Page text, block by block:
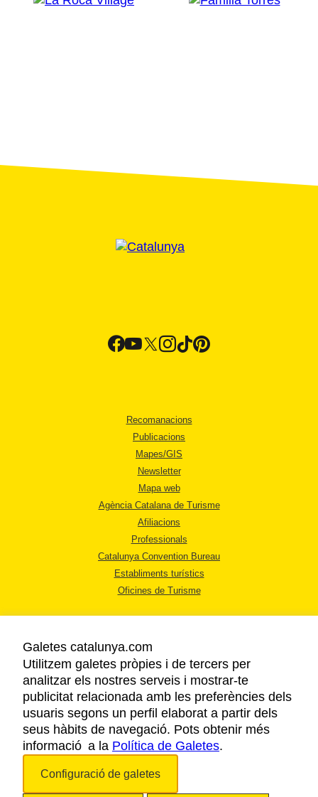
Recomanacions
Publicacions
Mapes/GIS
Newsletter
Mapa web
Agència Catalana de Turisme
Afiliacions
Professionals
Catalunya Convention Bureau
Establiments turístics
Oficines de Turisme
AVÍS LEGAL
POLÍTICA DE PRIVACITAT
COOKIES
ACCESSIBILITAT
Galetes catalunya.com
Utilitzem galetes pròpies i de tercers per
analitzar els nostres serveis i mostrar-te
publicitat relacionada amb les preferències dels
usuaris segons un perfil elaborat a partir dels
seus hàbits de navegació. Pots obtenir més
informació a la Política de Galetes.
Configuració de galetes